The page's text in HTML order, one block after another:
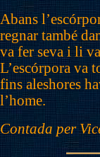
Abans
regnar també
va fer seva i li
L’escórpora va
fins aleshores
l’home.
Contada per